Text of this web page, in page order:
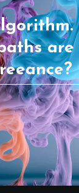
are